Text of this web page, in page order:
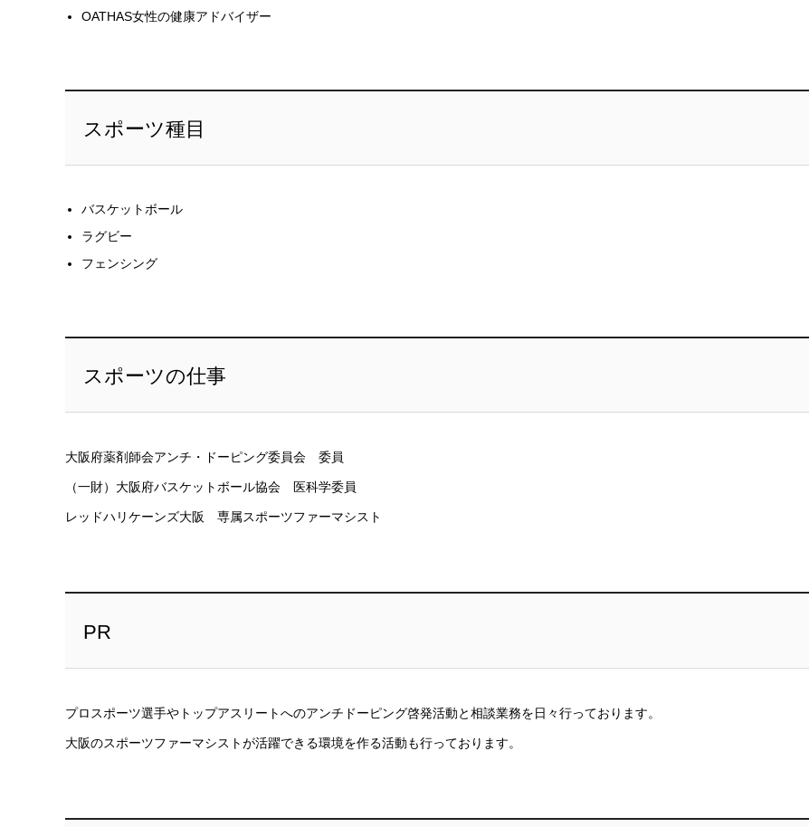
OATHAS女性の健康アドバイザー
スポーツ種目
バスケットボール
ラグビー
フェンシング
スポーツの仕事
大阪府薬剤師会アンチ・ドーピング委員会 委員
（一財）大阪府バスケットボール協会 医科学委員
レッドハリケーンズ大阪 専属スポーツファーマシスト
PR
プロスポーツ選手やトップアスリートへのアンチドーピング啓発活動と相談業務を日々行っております。
大阪のスポーツファーマシストが活躍できる環境を作る活動も行っております。